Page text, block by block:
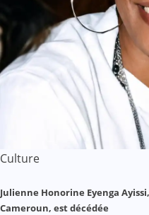
Culture
Julienne Honorine Eyenga
Cameroun, est décédée